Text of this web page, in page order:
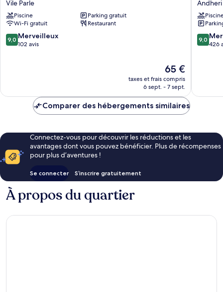
Inn
Mumbai
International
Airport
Vile
Vile Parle
Piscine
Parking gratuit
Wi-Fi gratuit
Restaurant
9.0
sur
9,0 Merveilleux
102 avis
Le
nouveau
prix
de
65 €
taxes et frais compris
6 sept. - 7 sept.
Airport
Andheri
East
Andheri
9.0
sur
9,0
426
Comparer des hébergements similaires
Connectez-vous pour découvrir les réductions et les
avantages dont vous pouvez bénéficier. Plus de récompenses
pour plus d’aventures !
Se connecter S’inscrire gratuitement
À propos du quartier